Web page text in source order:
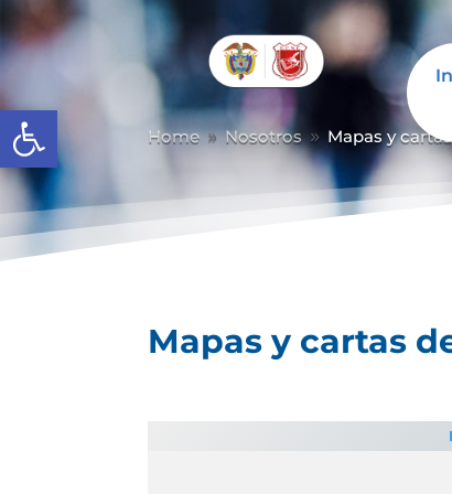
Abrir barra de herramientas
Home 9 Nosotros 9 Mapas y
Mapas y cartas